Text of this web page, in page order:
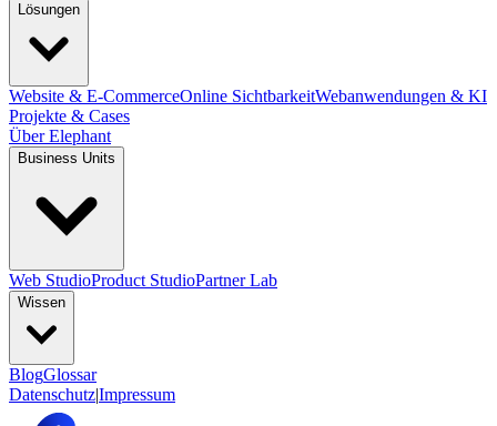
Lösungen
Website & E-CommerceOnline SichtbarkeitWebanwendungen & KI
Projekte & Cases
Über Elephant
Business Units
Web StudioProduct StudioPartner Lab
Wissen
BlogGlossar
Datenschutz|Impressum